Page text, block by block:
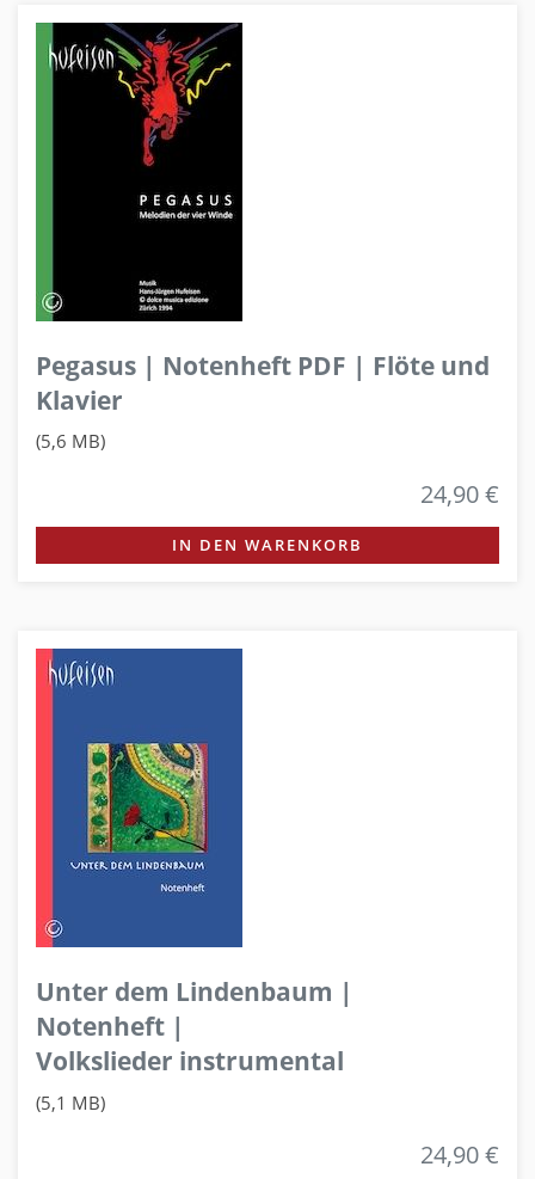
Pegasus | Notenheft PDF | Flöte und
Klavier
(5,6 MB)
24,90 €
IN DEN WARENKORB
Unter dem Lindenbaum |
Notenheft |
Volkslieder instrumental
(5,1 MB)
24,90 €